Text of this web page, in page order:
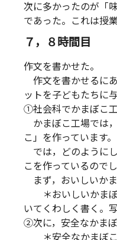
次に多かったのが「
であった。これは授
７，８時間目
作文を書かせた。
作文を書かせるに
ットを子どもたちに与
①社会科でかまぼこ
かまぼこ工場では
こ」を作っています。
では，どのように
こを作っているのでし
まず，おいしいかま
＊おいしいかまぼ
いてくわしく書く。
②次に，安全なかまぼ
＊安全なかまぼこ